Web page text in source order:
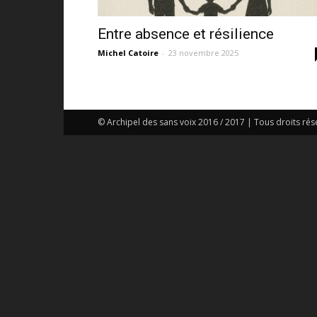
Entre absence et résilience
Michel Catoire - 23 novembre 2025
© Archipel des sans voix 2016 / 2017 | Tous droits